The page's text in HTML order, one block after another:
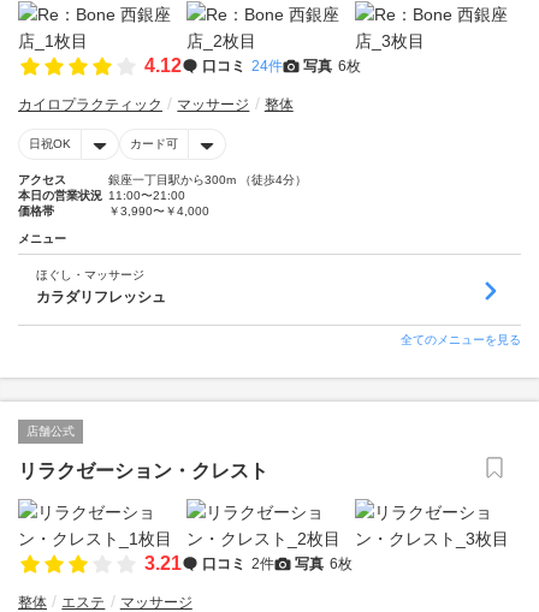
4.12 口コミ 24件 写真 6枚
カイロプラクティック マッサージ 整体
日祝OK カード可
アクセス
銀座一丁目駅から300m （徒歩4分）
本日の営業状況 11:00〜21:00
価格帯
￥3,990〜￥4,000
メニュー
ほぐし・マッサージ
カラダリフレッシュ
全てのメニューを見る
店舗公式
リラクゼーション・クレスト
3.21 口コミ 2件 写真 6枚
整体 エステ マッサージ